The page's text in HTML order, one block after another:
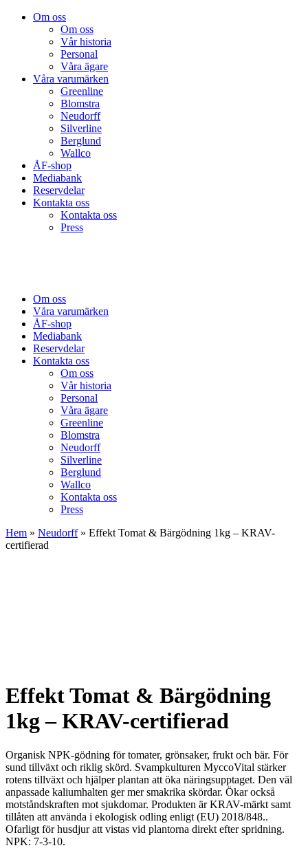
Om oss
Om oss
Vår historia
Personal
Våra ägare
Våra varumärken
Greenline
Blomstra
Neudorff
Silverline
Berglund
Wallco
ÅF-shop
Mediabank
Reservdelar
Kontakta oss
Kontakta oss
Press
Om oss
Våra varumärken
ÅF-shop
Mediabank
Reservdelar
Kontakta oss
Om oss
Vår historia
Personal
Våra ägare
Greenline
Blomstra
Neudorff
Silverline
Berglund
Wallco
Kontakta oss
Press
Hem » Neudorff» Effekt Tomat & Bärgödning 1kg – KRAV-
certifierad
Effekt Tomat & Bärgödning
1kg – KRAV-certifierad
Organisk NPK-gödning för tomater, grönsaker, frukt och bär. För
sund tillväxt och riklig skörd. Svampkulturen MyccoVital stärker
rotens tillväxt och hjälper plantan att öka näringsupptaget. Den väl
anpassade kaliumhalten ger mer smakrika skördar. Ökar också
motståndskraften mot sjukdomar. Produkten är KRAV-märkt samt
tillåten att använda i ekologisk odling enligt (EU) 2018/848..
Ofarligt för husdjur att vistas vid plantorna direkt efter spridning.
NPK: 7-3-10.